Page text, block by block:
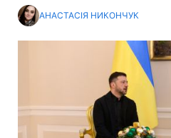
АНАСТАСІЯ НИКОНЧУК